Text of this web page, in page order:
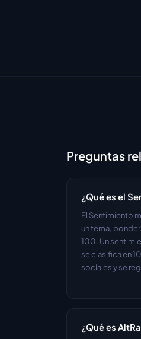
Preguntas
¿Qué es el
El Sentimiento
un tema,
100. Un
se clasifica en
sociales y se
¿Qué es